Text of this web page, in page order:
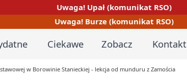
Uwaga! Upał (komunikat RSO)
Uwaga! Burze (komunikat RSO)
Ciekawe Zobacz Kontakt
w Borowinie Stanieckiej - lekcja od munduru z Zamościa